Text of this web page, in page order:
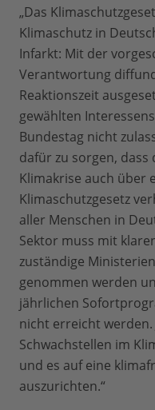
„Das
Klimaschutz in
Infarkt: Mit der
Verantwortung
Reaktionszeit
gewählten
Bundestag nicht
dafür zu sorgen,
Klimakrise auch über
Klimaschutzgesetz
aller Menschen in
Sektor muss mit
zuständige
genommen werden
jährlichen
nicht erreicht werden.
Schwachstellen im
und es auf eine
auszurichten.“